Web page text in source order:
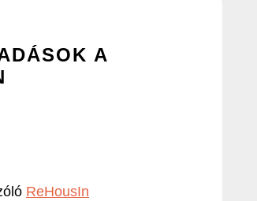
A
ReHousIn